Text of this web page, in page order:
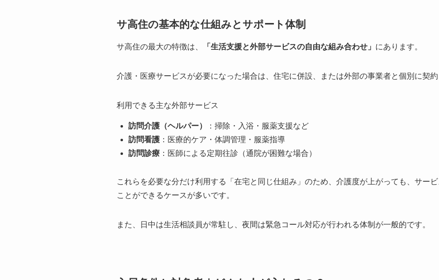
サ高住の基本的な仕組みとサポート体制
サ高住の最大の特徴は、 「生活支援と外部サービスの自由な組み合わせ」 にあります。
介護・医療サービスが必要になった場合は、住宅に併設、または外部の事業者と個別に契約
利用できる主な外部サービス
訪問介護（ヘルパー）
：掃除・入浴・服薬支援など
訪問看護 ：医療的ケア・体調管理・服薬指導
訪問診療 ：医師による定期往診（通院が困難な場合）
これらを必要な分だけ利用する「在宅と同じ仕組み」のため、介護度が上がっても、サー
ことができるケースが多いです。
また、日中は生活相談員が常駐し、夜間は緊急コール対応が行われる体制が一般的です。